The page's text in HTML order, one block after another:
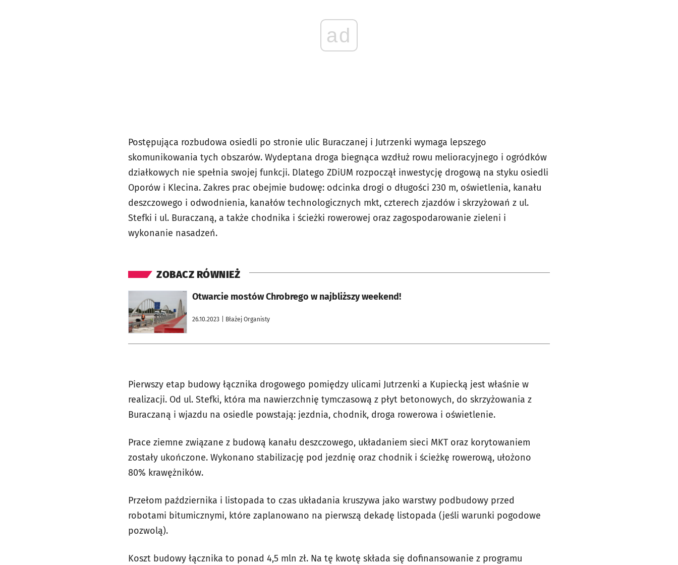
ad
Postępująca rozbudowa osiedli po stronie ulic Buraczanej i Jutrzenki wymaga lepszego
skomunikowania tych obszarów. Wydeptana droga biegnąca wzdłuż rowu melioracyjnego i ogródków
działkowych nie spełnia swojej funkcji. Dlatego ZDiUM rozpoczął inwestycję drogową na styku osiedli
Oporów i Klecina. Zakres prac obejmie budowę: odcinka drogi o długości 230 m, oświetlenia, kanału
deszczowego i odwodnienia, kanałów technologicznych mkt, czterech zjazdów i skrzyżowań z ul.
Stefki i ul. Buraczaną, a także chodnika i ścieżki rowerowej oraz zagospodarowanie zieleni i
wykonanie nasadzeń.
ZOBACZ RÓWNIEŻ
Otwarcie mostów Chrobrego w najbliższy weekend!
26.10.2023 | Błażej Organisty
otworzy się w nowej karcie
Pierwszy etap budowy łącznika drogowego pomiędzy ulicami Jutrzenki a Kupiecką jest właśnie w
realizacji. Od ul. Stefki, która ma nawierzchnię tymczasową z płyt betonowych, do skrzyżowania z
Buraczaną i wjazdu na osiedle powstają: jezdnia, chodnik, droga rowerowa i oświetlenie.
Prace ziemne związane z budową kanału deszczowego, układaniem sieci MKT oraz korytowaniem
zostały ukończone. Wykonano stabilizację pod jezdnię oraz chodnik i ścieżkę rowerową, ułożono
80% krawężników.
Przełom października i listopada to czas układania kruszywa jako warstwy podbudowy przed
robotami bitumicznymi, które zaplanowano na pierwszą dekadę listopada (jeśli warunki pogodowe
pozwolą).
Koszt budowy łącznika to ponad 4,5 mln zł. Na tę kwotę składa się dofinansowanie z programu